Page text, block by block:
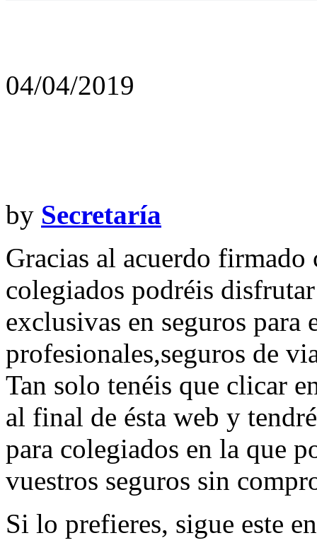
04/04/2019
by Secretaría
Gracias al acuerdo firmado
colegiados podréis
exclusivas en seguros para
profesionales,seguros de
Tan solo tenéis que clicar
al final de ésta web y
para colegiados en la que
vuestros seguros sin
Si lo prefieres, sigue este